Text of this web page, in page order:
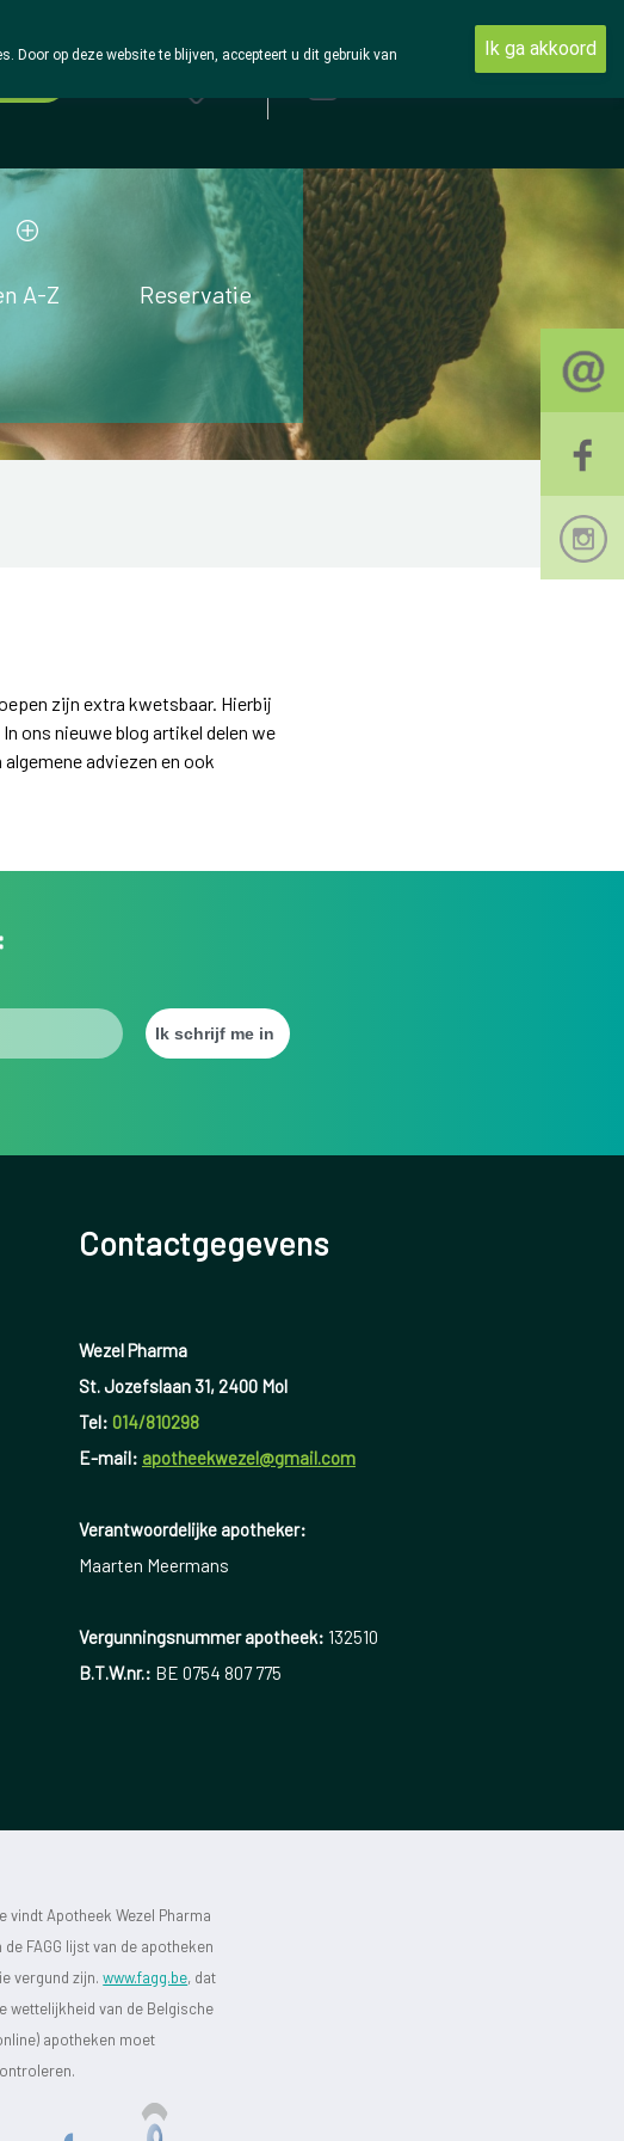
A-Z Reservatie
zijn extra kwetsbaar. Hierbij
ons nieuwe blog artikel delen we
adviezen en ook
Contactgegevens
Wezel Pharma
St. Jozefslaan 31, 2400 Mol
Tel: 014/810298
E-mail: apotheekwezel@gmail.com
Verantwoordelijke apotheker:
Maarten Meermans
Vergunningsnummer apotheek: 132510
B.T.W.nr.: BE 0754 807 775
vindt Apotheek Wezel Pharma
de FAGG lijst van de apotheken
vergund zijn.www.fagg.be, dat
wettelijkheid van de Belgische
apotheken moet
Door op deze website te blijven, accepteert u dit gebruik van
Ik ga akkoord